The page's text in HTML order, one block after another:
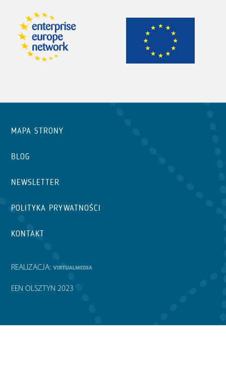
MAPA STRONY
BLOG
NEWSLETTER
POLITYKA PRYWATNOŚCI
KONTAKT
REALIZACJA:
EEN OLSZTYN 2023